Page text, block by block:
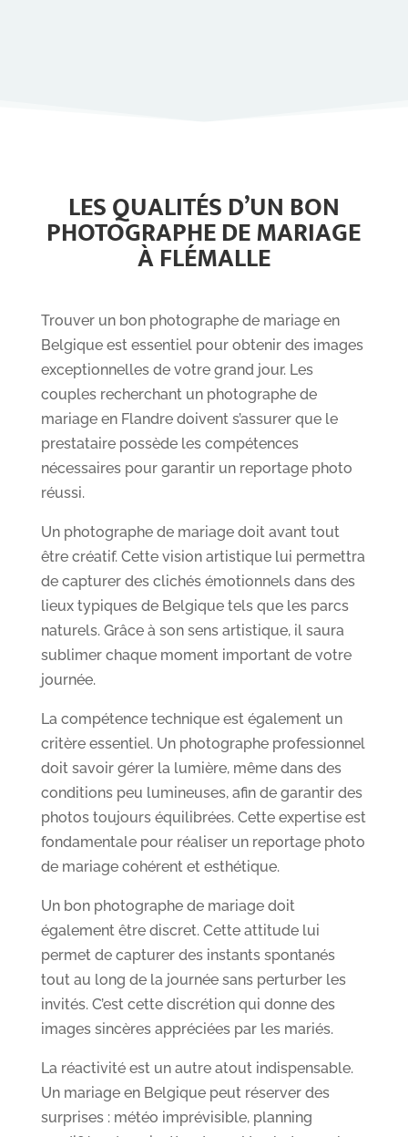
LES QUALITÉS D’UN BON
PHOTOGRAPHE DE MARIAGE
À FLÉMALLE
Trouver un bon photographe de mariage en
Belgique est essentiel pour obtenir des images
exceptionnelles de votre grand jour. Les
couples recherchant un photographe de
mariage en Flandre doivent s’assurer que le
prestataire possède les compétences
nécessaires pour garantir un reportage photo
réussi.
Un photographe de mariage doit avant tout
être créatif. Cette vision artistique lui permettra
de capturer des clichés émotionnels dans des
lieux typiques de Belgique tels que les parcs
naturels. Grâce à son sens artistique, il saura
sublimer chaque moment important de votre
journée.
La compétence technique est également un
critère essentiel. Un photographe professionnel
doit savoir gérer la lumière, même dans des
conditions peu lumineuses, afin de garantir des
photos toujours équilibrées. Cette expertise est
fondamentale pour réaliser un reportage photo
de mariage cohérent et esthétique.
Un bon photographe de mariage doit
également être discret. Cette attitude lui
permet de capturer des instants spontanés
tout au long de la journée sans perturber les
invités. C’est cette discrétion qui donne des
images sincères appréciées par les mariés.
La réactivité est un autre atout indispensable.
Un mariage en Belgique peut réserver des
surprises : météo imprévisible, planning